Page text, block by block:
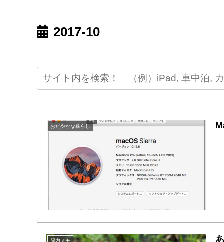
2017-10
おだやかな暮らし
脳内メモ